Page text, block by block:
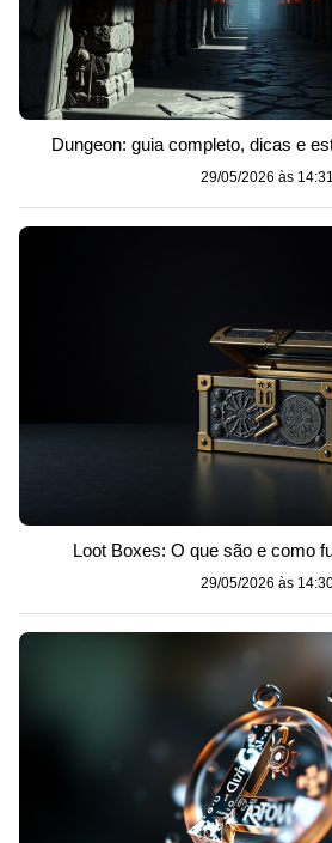
Dungeon: guia completo, dicas e
29/05/2026 às 14:31
Loot Boxes: O que são e como
29/05/2026 às